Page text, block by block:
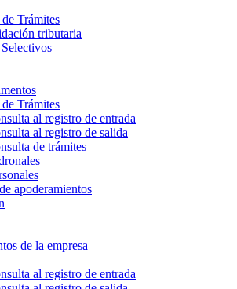
Trámites
tributaria
Trámites
al registro de entrada
al registro de salida
de trámites
apoderamientos
de la empresa
al registro de entrada